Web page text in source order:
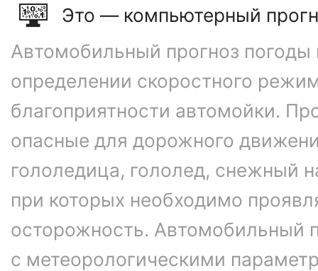
Это — компьютерный
Автомобильный прогноз погоды
определении скоростного
благоприятности автомойки.
опасные для дорожного
гололедица, гололед, снежный
при которых необходимо
осторожность. Автомобильный
с метеорологическими